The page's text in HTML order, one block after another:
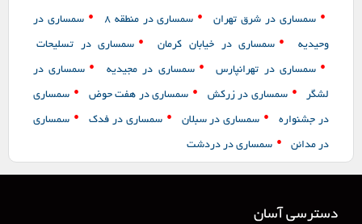
• سمساری در شرق تهران • سمساری در منطقه 8 • سمساری در
وحیدیه • سمساری در خیابان کرمان • سمساری در تسلیحات
• سمساری در تهرانپارس • سمساری در مجیدیه • سمساری در
لشگر • سمساری در زرکش • سمساری در هفت حوض • سمساری
در جشنواره • سمساری در سبلان • سمساری در فدک • سمساری
در مدائن • سمساری در دردشت
دسترسی آسان